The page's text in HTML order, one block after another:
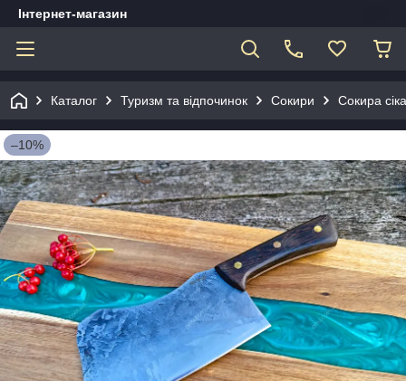
Інтернет-магазин
Каталог Туризм та відпочинок Сокири Сокира
–10%